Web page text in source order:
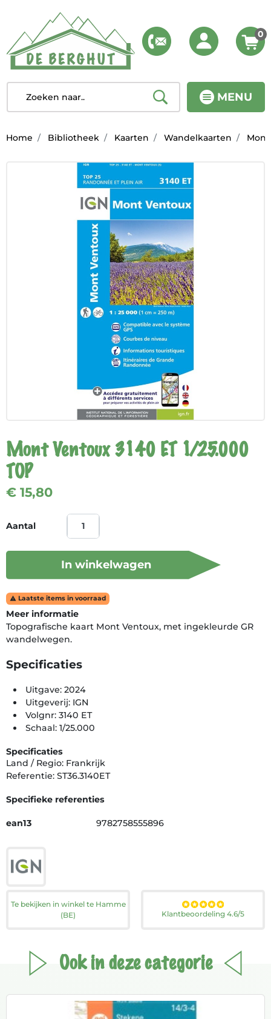
MENU
0
Home Bibliotheek Kaarten Wandelkaarten Mont
Mont Ventoux 3140 ET 1/25.000
TOP
€ 15,80
Aantal
In winkelwagen
 Laatste items in voorraad
Meer informatie
Topografische kaart Mont Ventoux, met ingekleurde GR
wandelwegen.
Specificaties
Uitgave: 2024
Uitgeverij: IGN
Volgnr: 3140 ET
Schaal: 1/25.000
Specificaties
Land / Regio: Frankrijk
Referentie: ST36.3140ET
Specifieke referenties
ean13 9782758555896
Te bekijken in winkel te Hamme
(BE)
Klantbeoordeling 4.6/5
Ook in deze categorie